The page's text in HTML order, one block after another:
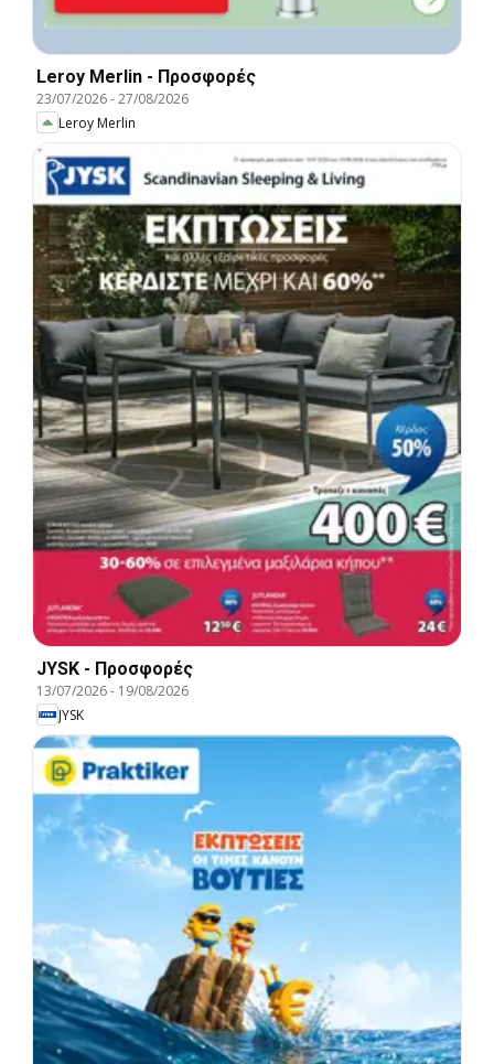
Leroy Merlin - Προσφορές
23/07/2026-27/08/2026
Leroy Merlin
JYSK - Προσφορές
13/07/2026- 19/08/2026
JYSK